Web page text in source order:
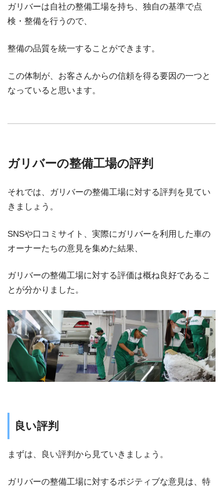
ガリバーは自社の整備工場を持ち、独自の基準で点
検・整備を行うので、
整備の品質を統一することができます。
この体制が、お客さんからの信頼を得る要因の一つと
なっていると思います。
ガリバーの整備工場の評判
それでは、ガリバーの整備工場に対する評判を見てい
きましょう。
SNSや口コミサイト、実際にガリバーを利用した車の
オーナーたちの意見を集めた結果、
ガリバーの整備工場に対する評価は概ね良好であるこ
とが分かりました。
良い評判
まずは、良い評判から見ていきましょう。
ガリバーの整備工場に対するポジティブな意見は、特